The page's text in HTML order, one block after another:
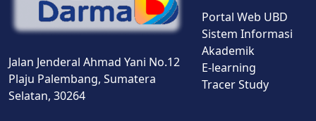
Jalan Jenderal Ahmad Yani No.12
Plaju Palembang, Sumatera
Selatan, 30264
Portal Web UBD
Sistem Informasi
Akademik
E-learning
Tracer Study